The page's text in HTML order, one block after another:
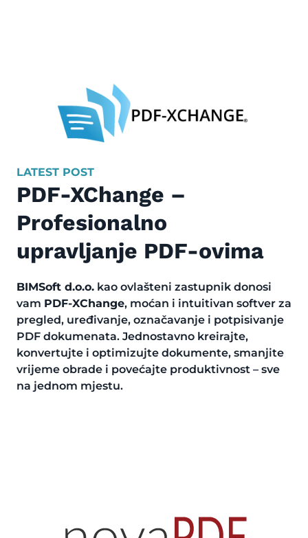
LATEST POST
PDF-XChange –
Profesionalno
upravljanje PDF-ovima
BIMSoft d.o.o. kao ovlašteni zastupnik donosi
vam PDF-XChange, moćan i intuitivan softver za
pregled, uređivanje, označavanje i potpisivanje
PDF dokumenata. Jednostavno kreirajte,
konvertujte i optimizujte dokumente, smanjite
vrijeme obrade i povećajte produktivnost – sve
na jednom mjestu.